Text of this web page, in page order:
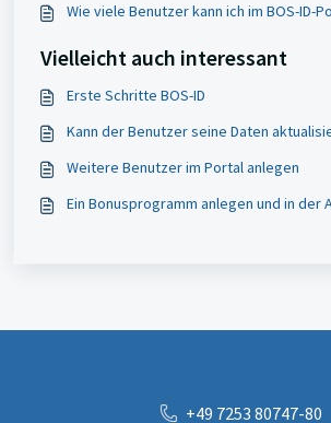
Wie viele Benutzer kann ich im BOS-ID-
Vielleicht auch interessant
Erste Schritte BOS-ID
Kann der Benutzer seine Daten
Weitere Benutzer im Portal anlegen
Ein Bonusprogramm anlegen und in der
+49 7253 80747-80